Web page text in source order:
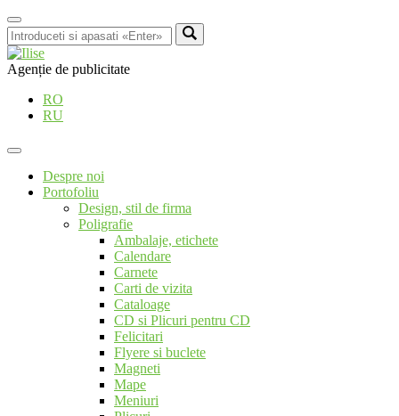
Agenție de publicitate
RO
RU
Despre noi
Portofoliu
Design, stil de firma
Poligrafie
Ambalaje, etichete
Calendare
Carnete
Carti de vizita
Cataloage
CD si Plicuri pentru CD
Felicitari
Flyere si buclete
Magneti
Mape
Meniuri